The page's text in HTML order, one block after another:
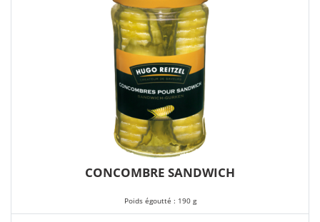
CONCOMBRE SANDWICH
Poids égoutté : 190 g